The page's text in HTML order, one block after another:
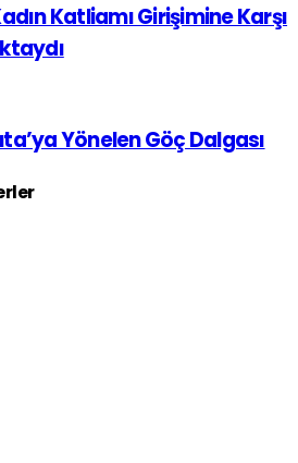
Katliamı Girişimine Karşı
Yönelen Göç Dalgası